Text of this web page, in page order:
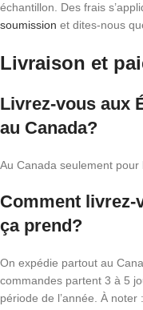
échantillon. Des frais
soumission et dites-nous
Livraison et
Livrez-vous aux
au Canada?
Au Canada seulement pour
Comment livrez-
ça prend?
On expédie partout au
commandes partent 3 à 5
période de l’année. À noter